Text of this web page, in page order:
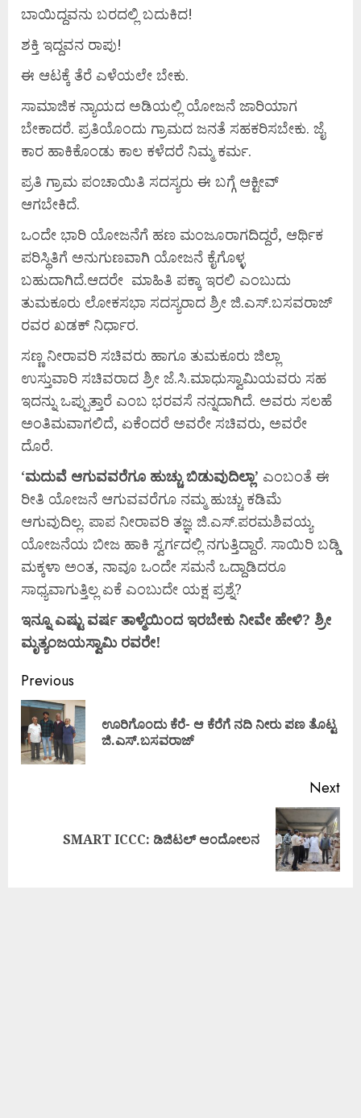
ಬಾಯಿದ್ದವನು ಬರದಲ್ಲಿ ಬದುಕಿದ!
ಶಕ್ತಿ ಇದ್ದವನ ರಾಪು!
ಈ ಆಟಕ್ಕೆ ತೆರೆ ಎಳೆಯಲೇ ಬೇಕು.
ಸಾಮಾಜಿಕ ನ್ಯಾಯದ ಅಡಿಯಲ್ಲಿ ಯೋಜನೆ ಜಾರಿಯಾಗ
ಬೇಕಾದರೆ. ಪ್ರತಿಯೊಂದು ಗ್ರಾಮದ ಜನತೆ ಸಹಕರಿಸಬೇಕು. ಜೈ
ಕಾರ ಹಾಕಿಕೊಂಡು ಕಾಲ ಕಳೆದರೆ ನಿಮ್ಮ ಕರ್ಮ.
ಪ್ರತಿ ಗ್ರಾಮ ಪಂಚಾಯಿತಿ ಸದಸ್ಯರು ಈ ಬಗ್ಗೆ ಆಕ್ಟೀವ್
ಆಗಬೇಕಿದೆ.
ಒಂದೇ ಭಾರಿ ಯೋಜನೆಗೆ ಹಣ ಮಂಜೂರಾಗದಿದ್ದರೆ, ಆರ್ಥಿಕ
ಪರಿಸ್ಥಿತಿಗೆ ಅನುಗುಣವಾಗಿ ಯೋಜನೆ ಕೈಗೊಳ್ಳ
ಬಹುದಾಗಿದೆ.ಆದರೇ ಮಾಹಿತಿ ಪಕ್ಕಾ ಇರಲಿ ಎಂಬುದು
ತುಮಕೂರು ಲೋಕಸಭಾ ಸದಸ್ಯರಾದ ಶ್ರೀ ಜಿ.ಎಸ್.ಬಸವರಾಜ್
ರವರ ಖಡಕ್ ನಿರ್ಧಾರ.
ಸಣ್ಣ ನೀರಾವರಿ ಸಚಿವರು ಹಾಗೂ ತುಮಕೂರು ಜಿಲ್ಲಾ
ಉಸ್ತುವಾರಿ ಸಚಿವರಾದ ಶ್ರೀ ಜೆ.ಸಿ.ಮಾಧುಸ್ವಾಮಿಯವರು ಸಹ
ಇದನ್ನು ಒಪ್ಪುತ್ತಾರೆ ಎಂಬ ಭರವಸೆ ನನ್ನದಾಗಿದೆ. ಅವರು ಸಲಹೆ
ಅಂತಿಮವಾಗಲಿದೆ, ಏಕೆಂದರೆ ಅವರೇ ಸಚಿವರು, ಅವರೇ
ದೊರೆ.
‘ಮದುವೆ ಆಗುವವರೆಗೂ ಹುಚ್ಚು ಬಿಡುವುದಿಲ್ಲಾ’ ಎಂಬಂತೆ ಈ
ರೀತಿ ಯೋಜನೆ ಆಗುವವರೆಗೂ ನಮ್ಮ ಹುಚ್ಚು ಕಡಿಮೆ
ಆಗುವುದಿಲ್ಲ. ಪಾಪ ನೀರಾವರಿ ತಜ್ಞ ಜಿ.ಎಸ್.ಪರಮಶಿವಯ್ಯ
ಯೋಜನೆಯ ಬೀಜ ಹಾಕಿ ಸ್ವರ್ಗದಲ್ಲಿ ನಗುತ್ತಿದ್ದಾರೆ. ಸಾಯಿರಿ ಬಡ್ಡಿ
ಮಕ್ಕಳಾ ಅಂತ, ನಾವೂ ಒಂದೇ ಸಮನೆ ಒದ್ದಾಡಿದರೂ
ಸಾಧ್ಯವಾಗುತ್ತಿಲ್ಲ ಏಕೆ ಎಂಬುದೇ ಯಕ್ಷ ಪ್ರಶ್ನೆ?
ಇನ್ನೂ ಎಷ್ಟು ವರ್ಷ ತಾಳ್ಮೆಯಿಂದಇರಬೇಕು ನೀವೇ ಹೇಳಿ? ಶ್ರೀ
ಮೃತ್ಯಂಜಯಸ್ವಾಮಿ ರವರೇ!
Previous
ಊರಿಗೊಂದು ಕೆರೆ- ಆ ಕೆರೆಗೆ ನದಿ ನೀರು ಪಣ ತೊಟ್ಟ
ಜಿ.ಎಸ್.ಬಸವರಾಜ್
Next
SMART ICCC: ಡಿಜಿಟಲ್ ಆಂದೋಲನ